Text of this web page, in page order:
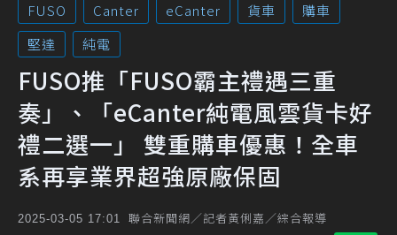
FUSO Canter eCanter 貨車
購車
堅達
純電
FUSO推「FUSO霸主禮遇三重
奏」、「eCanter純電風雲貨卡好
禮二選一」 雙重購車優惠！全車
系再享業界超強原廠保固
2025-03-05 17:01 聯合新聞網／記者黃俐嘉／綜合報導